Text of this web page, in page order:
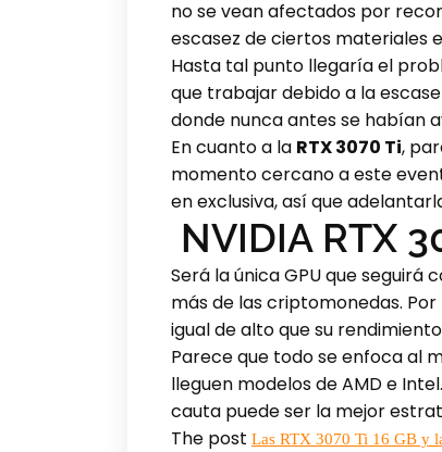
no se vean afectados por
escasez de ciertos materiales
Hasta tal punto llegaría el
que trabajar debido a la
donde nunca antes se habían
En cuanto a la RTX 3070 Ti,
momento cercano a este
en exclusiva, así que
NVIDIA RTX
Será la única GPU que
más de las criptomonedas.
igual de alto que su
Parece que todo se enfoca al
lleguen modelos de AMD e
cauta puede ser la mejor
The post Las RTX 3070 Ti 16 GB y